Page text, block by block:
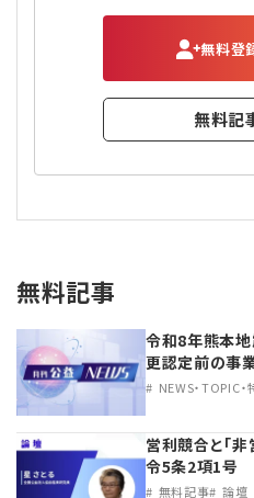
無料登
無料記
無料記事
令和8年熊本
更認定前の事
NEWS・TOPIC・
営利競合と｢
令5条2項1号
無料記事 論壇